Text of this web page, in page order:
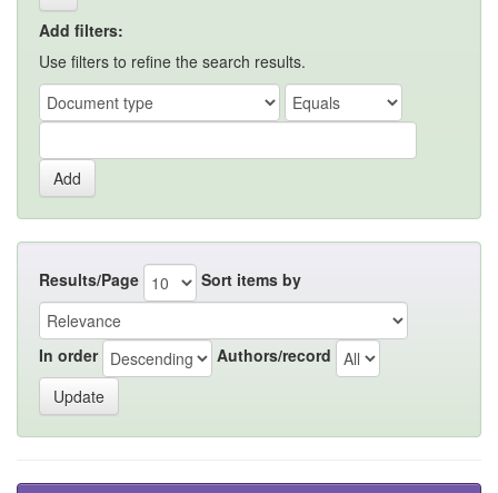
Add filters:
Use filters to refine the search results.
Results/Page Sort items by
In order Authors/record